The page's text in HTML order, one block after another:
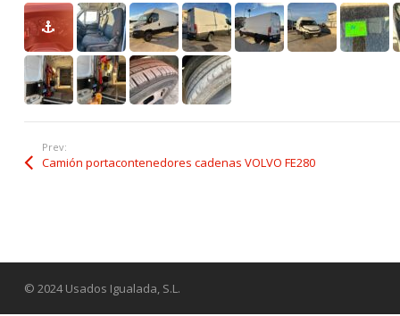
Prev:
Camión portacontenedores cadenas VOLVO FE280
© 2024 Usados Igualada, S.L.